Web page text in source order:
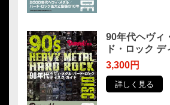
90年代ヘヴィ
ド・ロック
3,300円
詳しく見る